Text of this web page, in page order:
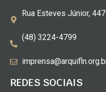
Rua Esteves Júnior,
(48) 3224-4799
REDES SOCIAIS